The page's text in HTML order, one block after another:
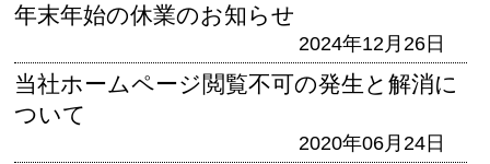
年末年始の休業のお知らせ
2024年12月26日
当社ホームページ閲覧不可の発生と解消に
ついて
2020年06月24日